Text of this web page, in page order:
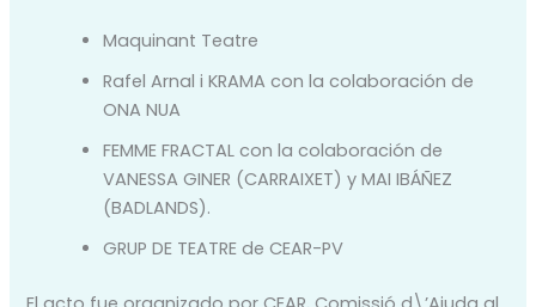
Maquinant Teatre
Rafel Arnal i KRAMA con la colaboración de
ONA NUA
FEMME FRACTAL con la colaboración de
VANESSA GINER (CARRAIXET) y MAI IBÁÑEZ
(BADLANDS).
GRUP DE TEATRE de CEAR-PV